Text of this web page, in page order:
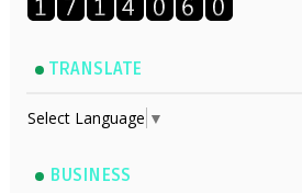
TRANSLATE
Select Language ▼
BUSINESS